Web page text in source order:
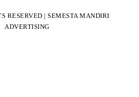
RESERVED | SEMESTA MANDIRI
ADVERTISING